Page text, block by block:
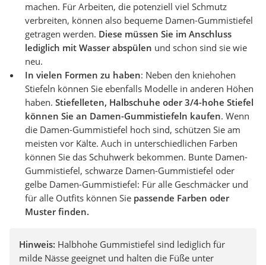
machen. Für Arbeiten, die potenziell viel Schmutz
verbreiten, können also bequeme Damen-Gummistiefel
getragen werden. Diese müssen Sie im Anschluss
lediglich mit Wasser abspülen und schon sind sie wie
neu.
In vielen Formen zu haben: Neben den kniehohen
Stiefeln können Sie ebenfalls Modelle in anderen Höhen
haben. Stiefelleten, Halbschuhe oder 3/4-hohe Stiefel
können Sie an Damen-Gummistiefeln kaufen. Wenn
die Damen-Gummistiefel hoch sind, schützen Sie am
meisten vor Kälte. Auch in unterschiedlichen Farben
können Sie das Schuhwerk bekommen. Bunte Damen-
Gummistiefel, schwarze Damen-Gummistiefel oder
gelbe Damen-Gummistiefel: Für alle Geschmäcker und
für alle Outfits können Sie passende Farben oder
Muster finden.
Hinweis: Halbhohe Gummistiefel sind lediglich für
milde Nässe geeignet und halten die Füße unter